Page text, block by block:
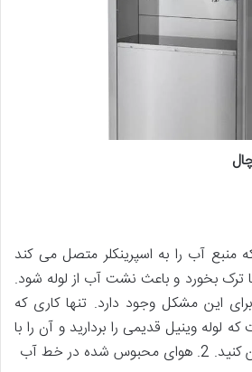
منبع آب را به اسپرینکلر متصل می کند
بخورد و باعث نشت آب از لوله شود.
این مشکل وجود دارد. تنها کاری که
لوله وینیل قدیمی را بردارید و آن را با
در خط آب